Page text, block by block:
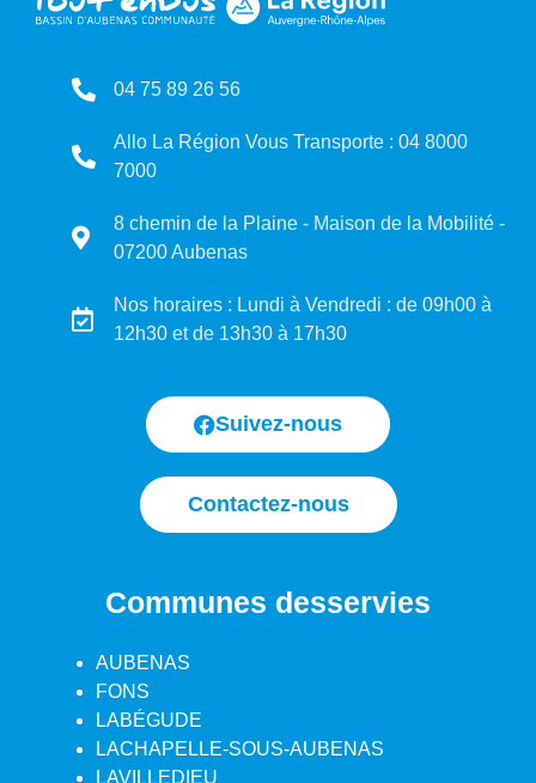
04 75 89 26 56
Allo La Région Vous Transporte : 04 8000
7000
8 chemin de la Plaine - Maison de la Mobilité -
07200 Aubenas
Nos horaires : Lundi à Vendredi : de 09h00 à
12h30 et de 13h30 à 17h30
Suivez-nous
Contactez-nous
Communes desservies
AUBENAS
FONS
LABÉGUDE
LACHAPELLE-SOUS-AUBENAS
LAVILLEDIEU